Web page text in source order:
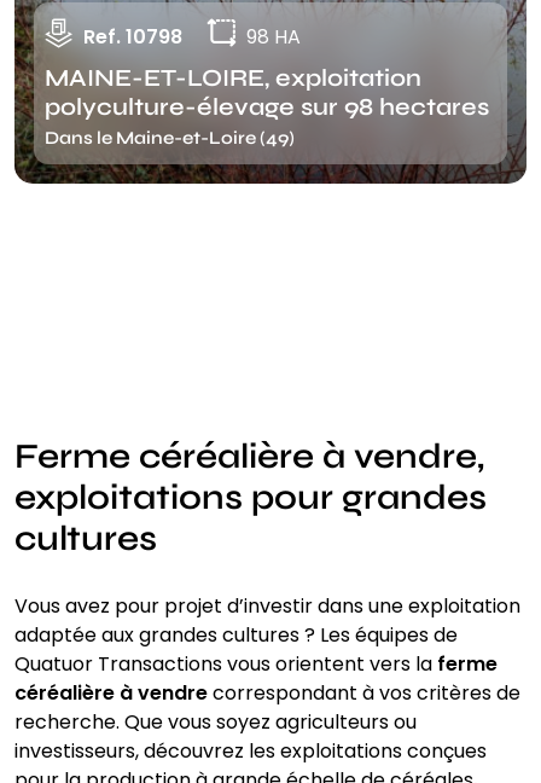
Ref. 10798 98 HA
MAINE-ET-LOIRE, exploitation
polyculture-élevage sur 98 hectares
Dans le Maine-et-Loire (49)
Ferme céréalière à vendre,
exploitations pour grandes
cultures
Vous avez pour projet d’investir dans une exploitation
adaptée aux grandes cultures ? Les équipes de
Quatuor Transactions vous orientent vers laferme
céréalière à vendrecorrespondant à vos critères de
recherche. Que vous soyez agriculteurs ou
investisseurs, découvrez les exploitations conçues